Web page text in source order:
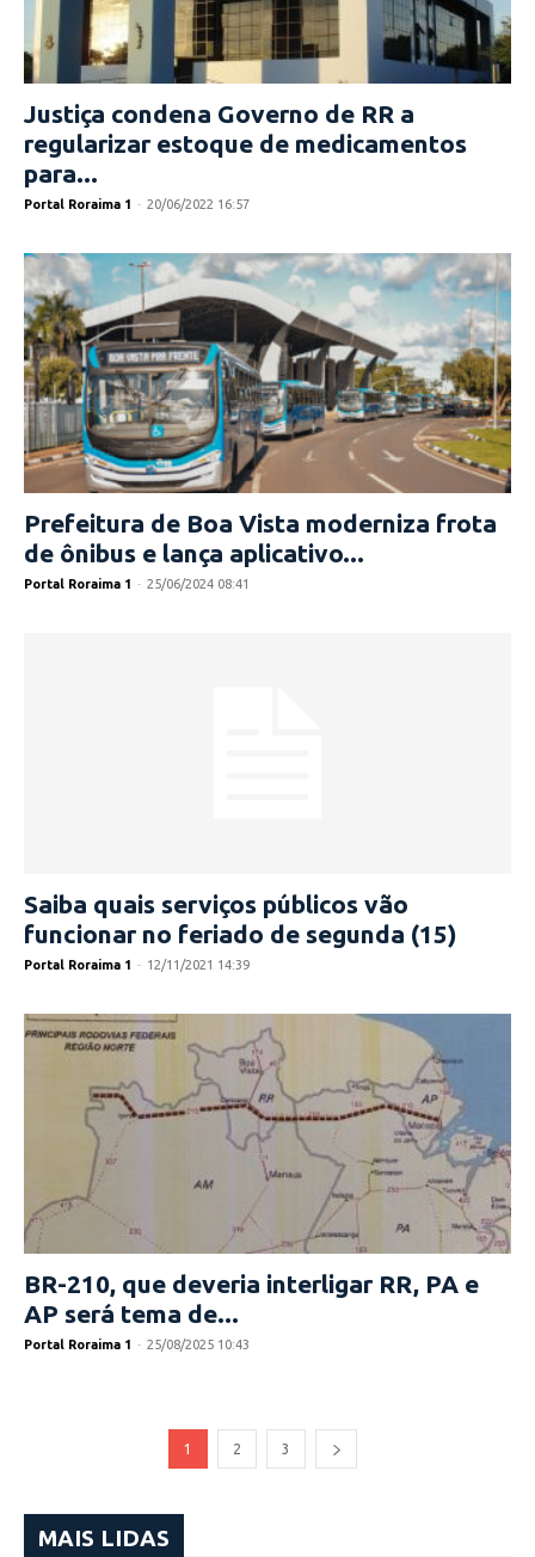
Justiça condena Governo de RR a
regularizar estoque de medicamentos
para...
Portal Roraima 1 - 20/06/2022 16:57
Prefeitura de Boa Vista moderniza frota
de ônibus e lança aplicativo...
Portal Roraima 1 - 25/06/2024 08:41
Saiba quais serviços públicos vão
funcionar no feriado de segunda (15)
Portal Roraima 1 - 12/11/2021 14:39
BR-210, que deveria interligar RR, PA e
AP será tema de...
Portal Roraima 1 - 25/08/2025 10:43
1 2 3
MAIS LIDAS